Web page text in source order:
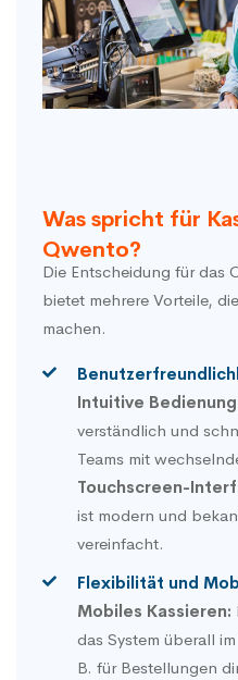
Was spricht für
Qwento?
Die Entscheidung für das
bietet mehrere Vorteile,
machen.
Intuitive
verständlich und
Teams mit
Touchscreen-
ist modern und
vereinfacht.
Flexibilität und
Mobiles Kassieren:
das System überall
B. für Bestellungen